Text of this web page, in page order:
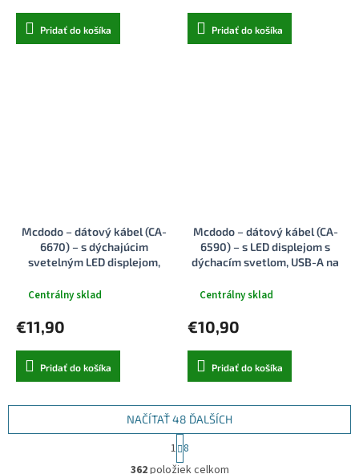
Pridať do košíka Pridať do košíka
Mcdodo – dátový kábel (CA-
6670) – s dýchajúcim
svetelným LED displejom,
automatické vypnutie, 36W,
Centrálny sklad
€11,90
Pridať do košíka
Mcdodo – dátový kábel (CA-
6590) – s LED displejom s
dýchacím svetlom, USB-A na
vypnutie, 3A, 1,2m – čierny
Centrálny sklad
€10,90
Pridať do košíka
O
NAČÍTAŤ 48 ĎALŠÍCH
S
t
r
1 8
362položiek celkom